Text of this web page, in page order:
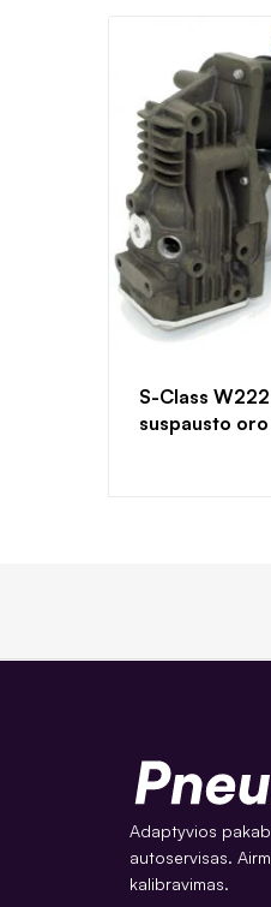
S-Class
suspausto
Adaptyvios
autoservisas.
kalibravimas.